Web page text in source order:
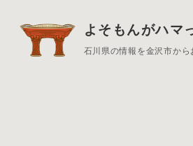
よそもんがハマ
石川県の情報を金沢市から